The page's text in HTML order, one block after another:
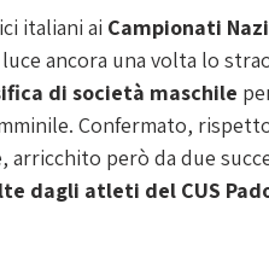
italiani ai Campionati
luce ancora una volta lo
di società maschile
Confermato,
però da due
dagli atleti del CUS